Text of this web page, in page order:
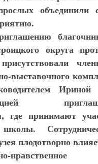
объединили
округа
выставочного
Ириной
где принимают
плодотворно
нравственное